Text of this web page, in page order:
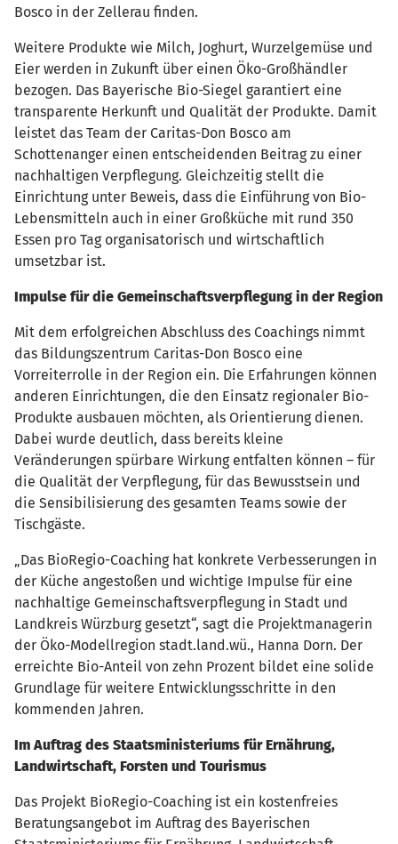
Bosco in der Zellerau finden.
Weitere Produkte wie Milch, Joghurt, Wurzelgemüse und
Eier werden in Zukunft über einen Öko-Großhändler
bezogen. Das Bayerische Bio-Siegel garantiert eine
transparente Herkunft und Qualität der Produkte. Damit
leistet das Team der Caritas-Don Bosco am
Schottenanger einen entscheidenden Beitrag zu einer
nachhaltigen Verpflegung. Gleichzeitig stellt die
Einrichtung unter Beweis, dass die Einführung von Bio-
Lebensmitteln auch in einer Großküche mit rund 350
Essen pro Tag organisatorisch und wirtschaftlich
umsetzbar ist.
Impulse für die Gemeinschaftsverpflegung in der Region
Mit dem erfolgreichen Abschluss des Coachings nimmt
das Bildungszentrum Caritas-Don Bosco eine
Vorreiterrolle in der Region ein. Die Erfahrungen können
anderen Einrichtungen, die den Einsatz regionaler Bio-
Produkte ausbauen möchten, als Orientierung dienen.
Dabei wurde deutlich, dass bereits kleine
Veränderungen spürbare Wirkung entfalten können – für
die Qualität der Verpflegung, für das Bewusstsein und
die Sensibilisierung des gesamten Teams sowie der
Tischgäste.
„Das BioRegio-Coaching hat konkrete Verbesserungen in
der Küche angestoßen und wichtige Impulse für eine
nachhaltige Gemeinschaftsverpflegung in Stadt und
Landkreis Würzburg gesetzt“, sagt die Projektmanagerin
der Öko-Modellregion stadt.land.wü., Hanna Dorn. Der
erreichte Bio-Anteil von zehn Prozent bildet eine solide
Grundlage für weitere Entwicklungsschritte in den
kommenden Jahren.
Im Auftrag des Staatsministeriums für Ernährung,
Landwirtschaft, Forsten und Tourismus
Das Projekt BioRegio-Coaching ist ein kostenfreies
Beratungsangebot im Auftrag des Bayerischen